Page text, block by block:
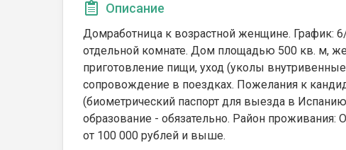
Описание
Домработница к возрастной женщине. График:
отдельной комнате. Дом площадью 500 кв. м,
приготовление пищи, уход (уколы
сопровождение в поездках. Пожелания к
(биометрический паспорт для выезда в
образование - обязательно. Район проживания:
от 100 000 рублей и выше.